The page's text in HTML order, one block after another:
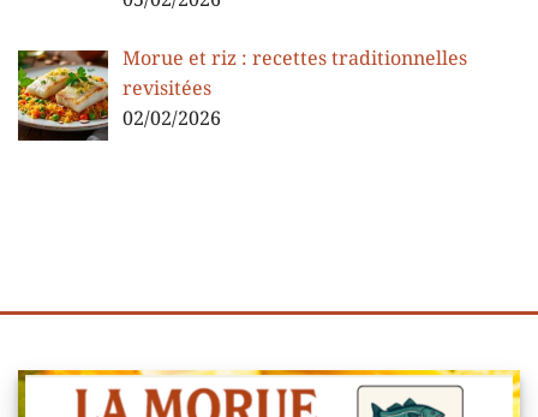
Morue et riz : recettes traditionnelles
revisitées
02/02/2026